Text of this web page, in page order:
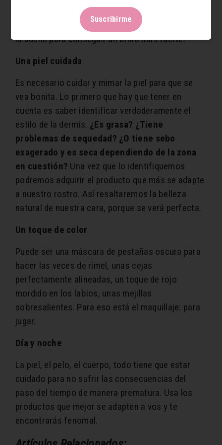
contradictorio, se engrasará más. Utiliza
mascarillas y aceites cada vez que te metas bajo
la ducha para conseguir un brillo más fuerte.
Una piel cuidada
Es necesario cuidar y mimar la piel para que se
vea bonita. Lo primero que hay que tener en
cuenta es saber identificar verdaderamente el
estilo de la dermis. ¿Es grasa? ¿Tiene
problemas de sequedad? ¿O tiene sebo
exagerado y es seca dependiendo de la zona
en cuestión? Una vez que lo identifiquemos
podremos adquirir el producto que más se adapte
a nuestro rostro. Así resaltaremos la belleza
natural de nuestra cara, porque se verá perfecta.
Un toque de color
Puede ser una máscara de pestañas oscura para
hacer las veces de rímel, unas cejas
perfectamente alineadas, un toque de rojo
mordido en los labios, unas mejillas
sobresalientes. Para eso está el maquillaje: para
jugar.
Día y noche
La piel, el pelo, el cuerpo, todo tiene que estar
cuidado para no sufrir las consecuencias del
paso del tiempo de manera prematura. Usa los
productos que mejor se adapten a vos y te
encontrarás fenomal.
Suscribirme